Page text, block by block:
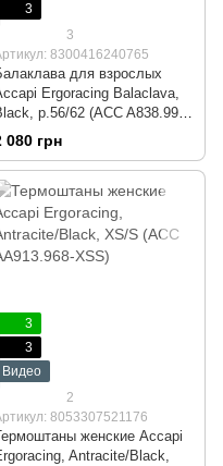
3
3
8300416240765
для взрослых
Ergoracing Balaclava,
р.56/62 (ACC A838.999-
080 грн
3
3
Видео
2
8053307521176
женские Accapi
Antracite/Black,